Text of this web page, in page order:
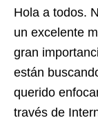
Hola a todos.
un excelente
gran
están
querido
través de